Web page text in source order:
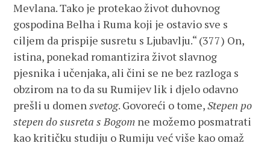
Mevlana. Tako je protekao život duhovnog
gospodina Belha i Ruma koji je ostavio sve s
ciljem da prispije susretu s Ljubavlju.“ (377) On,
istina, ponekad romantizira život slavnog
pjesnika i učenjaka, ali čini se ne bez razloga s
obzirom na to da su Rumijev lik i djelo odavno
prešli u domensvetog. Govoreći o tome,Stepen po
stepen do susreta s Bogom ne možemo posmatrati
kao kritičku studiju o Rumiju već više kao omaž